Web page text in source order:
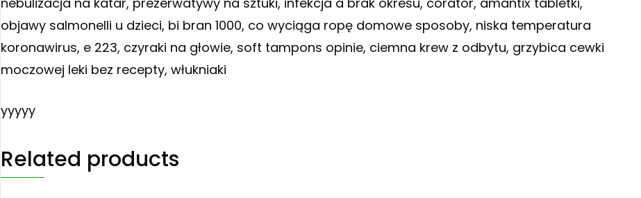
objawy salmonelli u dzieci, bi bran 1000, co wyciąga ropę domowe sposoby, niska temperatura
koronawirus, e 223, czyraki na głowie, soft tampons opinie, ciemna krew z odbytu, grzybica cewki
moczowej leki bez recepty, włukniaki
yyyyy
Related products